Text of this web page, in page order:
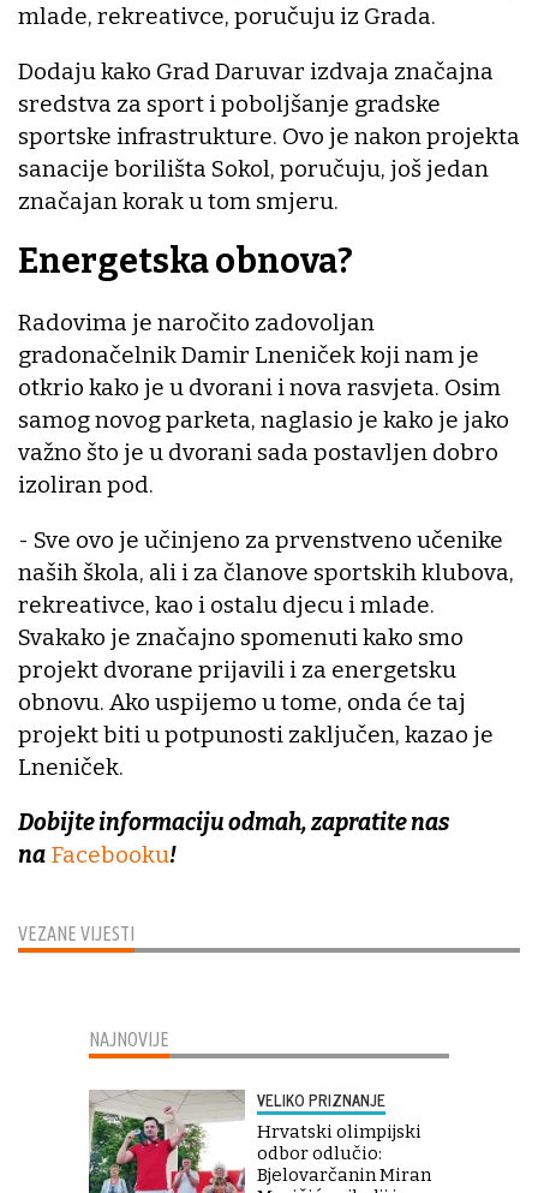
VEZANE VIJESTI
mlade, rekreativce, poručuju iz Grada.
Dodaju kako Grad Daruvar izdvaja značajna
sredstva za sport i poboljšanje gradske
sportske infrastrukture. Ovo je nakon projekta
sanacije borilišta Sokol, poručuju, još jedan
značajan korak u tom smjeru.
Energetska obnova?
Radovima je naročito zadovoljan
gradonačelnik Damir Lneniček koji nam je
otkrio kako je u dvorani i nova rasvjeta. Osim
samog novog parketa, naglasio je kako je jako
važno što je u dvorani sada postavljen dobro
izoliran pod.
- Sve ovo je učinjeno za prvenstveno učenike
naših škola, ali i za članove sportskih klubova,
rekreativce, kao i ostalu djecu i mlade.
Svakako je značajno spomenuti kako smo
projekt dvorane prijavili i za energetsku
obnovu. Ako uspijemo u tome, onda će taj
projekt biti u potpunosti zaključen, kazao je
Lneniček.
Dobijte informaciju odmah, zapratite nas
na Facebooku!
NAJNOVIJE
VELIKO PRIZNANJE
Hrvatski olimpijski
odbor odlučio:
Bjelovarčanin Miran